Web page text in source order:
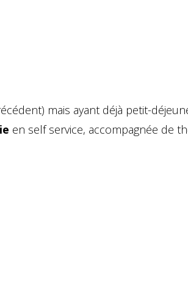
mais ayant déjà petit-
en self service, accompagnée de